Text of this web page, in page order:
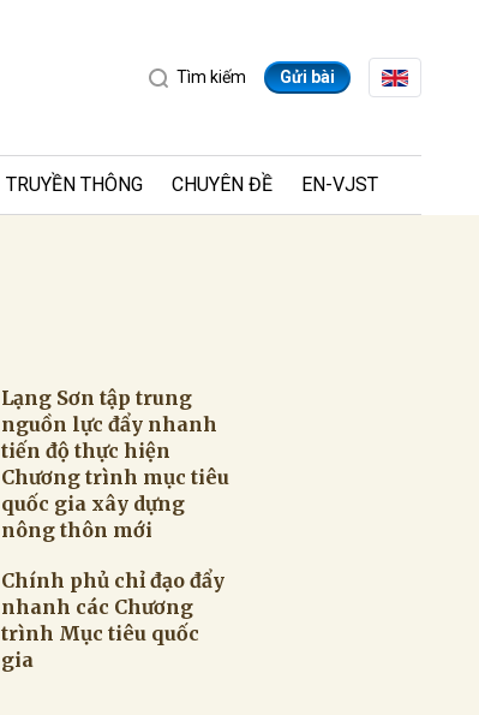
Tìm kiếm Gửi bài
TRUYỀN THÔNG CHUYÊN ĐỀ EN-VJST
Lạng Sơn tập trung
nguồn lực đẩy nhanh
tiến độ thực hiện
Chương trình mục tiêu
quốc gia xây dựng
nông thôn mới
Chính phủ chỉ đạo đẩy
nhanh các Chương
trình Mục tiêu quốc
gia